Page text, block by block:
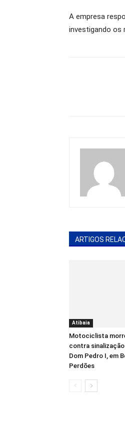
A empresa
investigando os
ARTIGOS
Atibaia
Motociclista
contra sinalização
Dom Pedro I, em
Perdões